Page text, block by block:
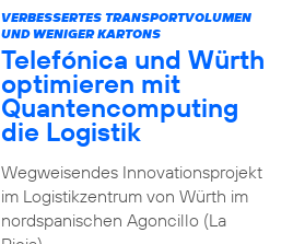
VERBESSERTES TRANSPORTVOLUMEN
UND WENIGER KARTONS
Telefónica und Würth
optimieren mit
Quantencomputing
die Logistik
Wegweisendes Innovationsprojekt
im Logistikzentrum von Würth im
nordspanischen Agoncillo (La